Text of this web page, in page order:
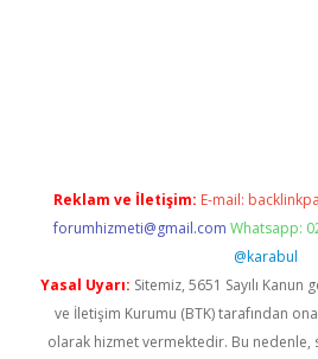
Reklam ve İletişim: E-mail:
forumhizmeti@gmail.com Whatsapp:
@karabul
Yasal Uyarı: Sitemiz, 5651 Sayılı
ve İletişim Kurumu (BTK) tarafından
olarak hizmet vermektedir. Bu